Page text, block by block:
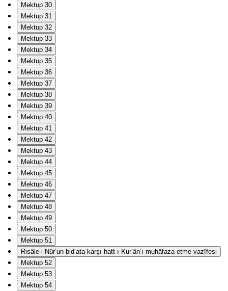
Mektup 30
Mektup 31
Mektup 32
Mektup 33
Mektup 34
Mektup 35
Mektup 36
Mektup 37
Mektup 38
Mektup 39
Mektup 40
Mektup 41
Mektup 42
Mektup 43
Mektup 44
Mektup 45
Mektup 46
Mektup 47
Mektup 48
Mektup 49
Mektup 50
Mektup 51
Risâle-i Nûr’un bid‘ata karşı hatt-ı Kur’ân’ı muhâfaza etme vazîfesi
Mektup 52
Mektup 53
Mektup 54